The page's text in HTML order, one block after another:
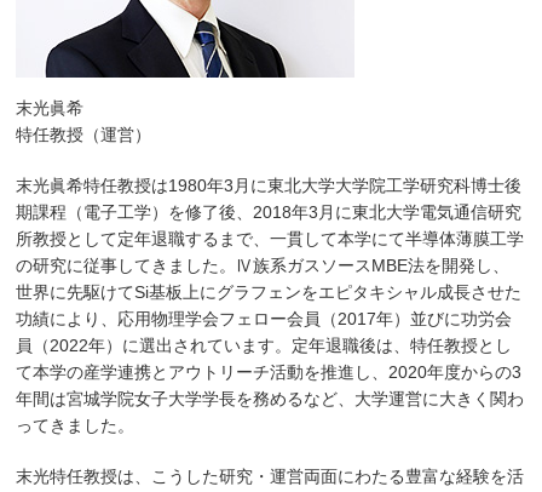
末光眞希
特任教授（運営）
末光眞希特任教授は1980年3月に東北大学大学院工学研究科博士後
期課程（電子工学）を修了後、2018年3月に東北大学電気通信研究
所教授として定年退職するまで、一貫して本学にて半導体薄膜工学
の研究に従事してきました。Ⅳ族系ガスソースMBE法を開発し、
世界に先駆けてSi基板上にグラフェンをエピタキシャル成長させた
功績により、応用物理学会フェロー会員（2017年）並びに功労会
員（2022年）に選出されています。定年退職後は、特任教授とし
て本学の産学連携とアウトリーチ活動を推進し、2020年度からの3
年間は宮城学院女子大学学長を務めるなど、大学運営に大きく関わ
ってきました。
末光特任教授は、こうした研究・運営両面にわたる豊富な経験を活